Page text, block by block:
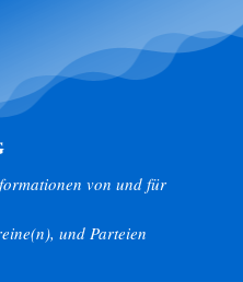
von und für
und Parteien